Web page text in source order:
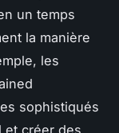
un temps
la manière
les
sophistiqués
et créer des